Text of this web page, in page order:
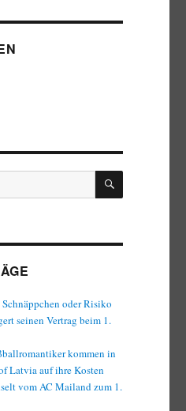
SUCHEN
oder Risiko
seinen Vertrag beim 1.
kommen in
Latvia auf ihre Kosten
vom AC Mailand zum 1.